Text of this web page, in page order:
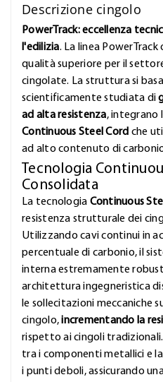
Descrizione cingolo
PowerTrack: eccellenza
l'edilizia. La linea
qualità superiore per il
cingolate. La struttura si basa
scientificamente studiata di
ad alta resistenza, integrano
Continuous Steel Cord che
ad alto contenuto di
Tecnologia
Consolidata
La tecnologia Continuous
resistenza strutturale dei
Utilizzando cavi continui in
percentuale di carbonio, il
interna estremamente
architettura ingegneristica
le sollecitazioni meccaniche
cingolo,incrementando la
rispetto ai cingoli
tra i componenti metallici e
i punti deboli, assicurando